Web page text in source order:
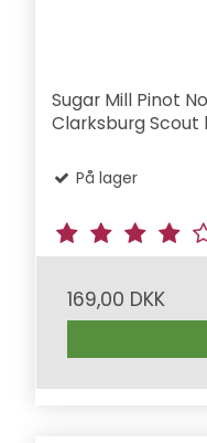
Sugar Mill Pinot
Clarksburg Scout
På lager
169,00 DKK